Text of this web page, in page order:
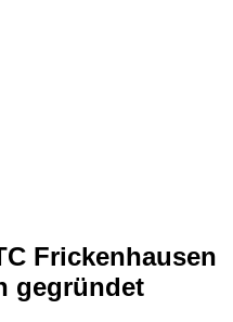
Frickenhausen
gegründet